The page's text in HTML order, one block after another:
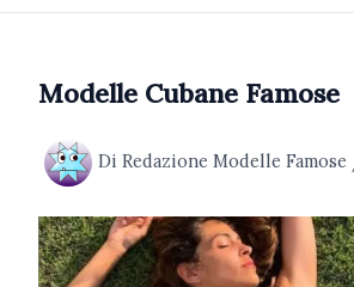
Modelle Cubane Famose
Di Redazione Modelle Famose